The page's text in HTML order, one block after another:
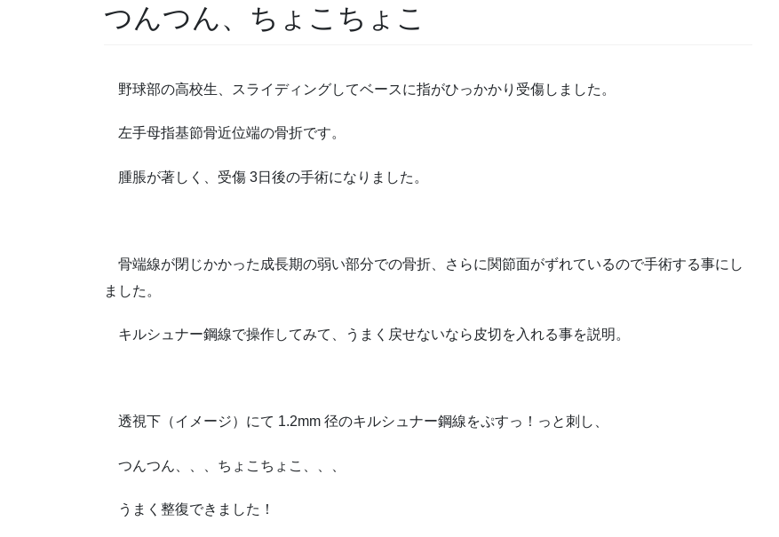
つんつん、ちょこちょこ
野球部の高校生、スライディングしてベースに指がひっかかり受傷しました。
左手母指基節骨近位端の骨折です。
腫脹が著しく、受傷 3日後の手術になりました。
骨端線が閉じかかった成長期の弱い部分での骨折、さらに関節面がずれているので手術する事にし
ました。
キルシュナー鋼線で操作してみて、うまく戻せないなら皮切を入れる事を説明。
透視下（イメージ）にて 1.2mm 径のキルシュナー鋼線をぷすっ！っと刺し、
つんつん、、、ちょこちょこ、、、
うまく整復できました！